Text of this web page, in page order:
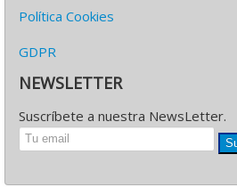
Política Cookies
GDPR
NEWSLETTER
Suscríbete a nuestra NewsLetter.